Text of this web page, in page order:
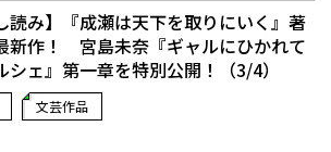
読み】『成瀬は天下を取りにいく』著
新作！ 宮島未奈『ギャルにひかれて
シェ』第一章を特別公開！（3/4）
文芸作品